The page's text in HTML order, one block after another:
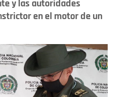
y las autoridades
en el motor de un